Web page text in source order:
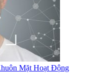
Mặt Hoạt Động